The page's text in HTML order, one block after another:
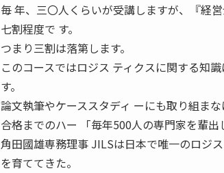
毎 年、三〇人くらいが受講しますが、『経
七割程度で す。
つまり三割は落第します。
このコースではロジス ティクスに関する知
す。
論文執筆やケーススタディ ーにも取り組まな
合格までのハー 「毎年500人の専門家を輩
角田國雄専務理事 JILSは日本で唯一のロジ
を育ててきた。